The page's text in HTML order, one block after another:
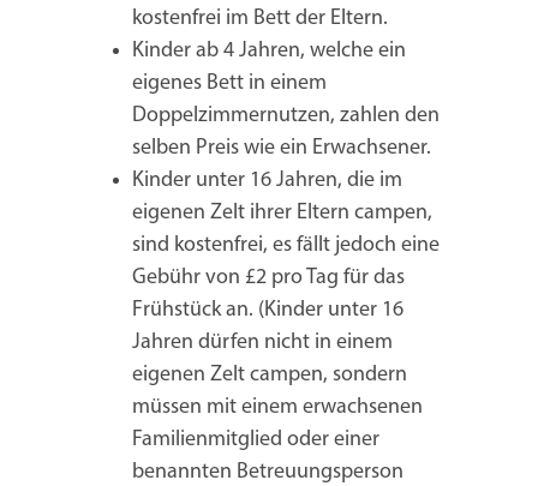
kostenfrei im Bett der Eltern.
Kinder ab 4 Jahren, welche ein
eigenes Bett in einem
Doppelzimmernutzen, zahlen den
selben Preis wie ein Erwachsener.
Kinder unter 16 Jahren, die im
eigenen Zelt ihrer Eltern campen,
sind kostenfrei, es fällt jedoch eine
Gebühr von £2 pro Tag für das
Frühstück an. (Kinder unter 16
Jahren dürfen nicht in einem
eigenen Zelt campen, sondern
müssen mit einem erwachsenen
Familienmitglied oder einer
benannten Betreuungsperson